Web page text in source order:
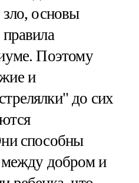
основы
Поэтому
и
до сих
способны
между добром и